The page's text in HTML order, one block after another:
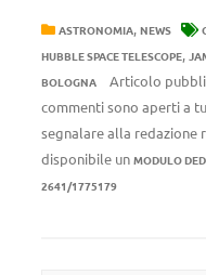
ASTRONOMIA, NEWS
HUBBLE SPACE TELESCOPE,
BOLOGNA
Articolo
commenti sono aperti a
segnalare alla redazione
disponibile un MODULO
2641/1775179